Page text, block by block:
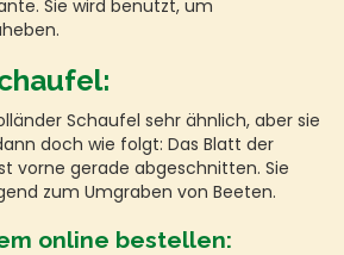
Sie wird benutzt, um
Schaufel sehr ähnlich, aber sie
doch wie folgt: Das Blatt der
vorne gerade abgeschnitten. Sie
zum Umgraben von Beeten.
online bestellen: